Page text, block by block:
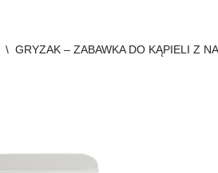
\ GRYZAK – ZABAWKA DO KĄPIELI Z